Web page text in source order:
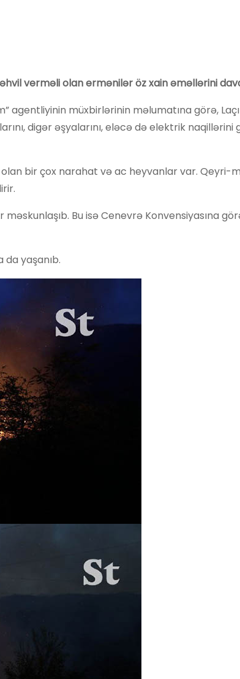
verməli olan ermənilər öz xain əməllərini
agentliyinin müxbirlərinin məlumatına görə,
digər əşyalarını, eləcə də elektrik naqillərini
olan bir çox narahat və ac heyvanlar var. Qeyri-
Bu isə Cenevrə Konvensiyasına
yaşanıb.